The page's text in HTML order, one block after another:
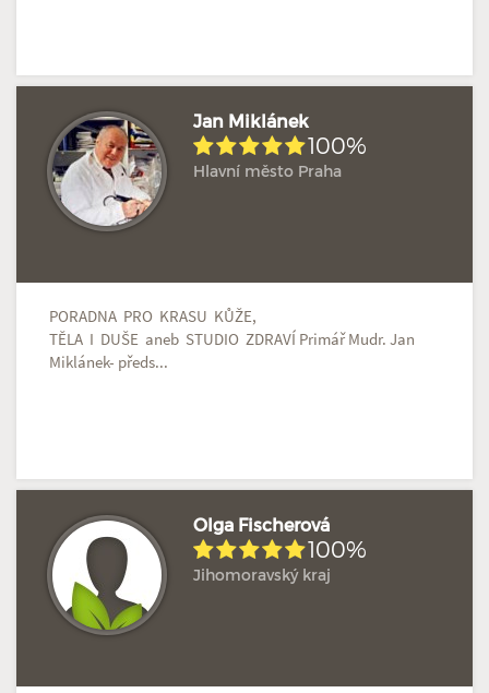
Jan Miklánek
100%
Hlavní město Praha
PORADNA PRO KRASU KŮŽE,
TĚLA I DUŠE aneb STUDIO ZDRAVÍ Primář Mudr. Jan
Miklánek- předs...
Olga Fischerová
100%
Jihomoravský kraj
Hodnoceno: 2× Profil terapeuta
Hodnoceno: 2×